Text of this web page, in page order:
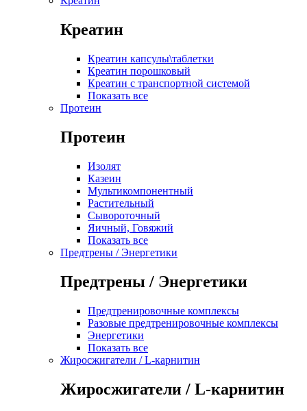
Креатин
Креатин капсулы\таблетки
Креатин порошковый
Креатин с транспортной системой
Показать все
Протеин
Протеин
Изолят
Казеин
Мультикомпонентный
Растительный
Сывороточный
Яичный, Говяжий
Показать все
Предтрены / Энергетики
Предтрены / Энергетики
Предтренировочные комплексы
Разовые предтренировочные комплексы
Энергетики
Показать все
Жиросжигатели / L-карнитин
Жиросжигатели / L-карнитин